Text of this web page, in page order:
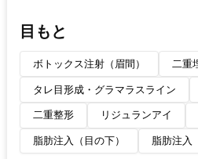
目もと
ボトックス注射（眉間） 二重
タレ目形成・グラマラスライン
二重整形 リジュランアイ
脂肪注入（目の下） 脂肪注入